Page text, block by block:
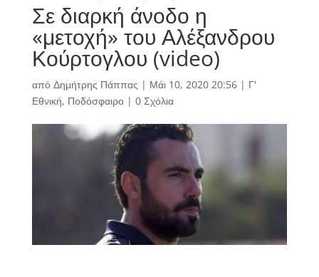
Σε διαρκή άνοδο η
«μετοχή» του Αλέξανδρου
Κούρτογλου (video)
από Δημήτρης Πάππας | Μάι 10, 2020 20:56| Γ'
Εθνική, Ποδόσφαιρο| 0 Σχόλια